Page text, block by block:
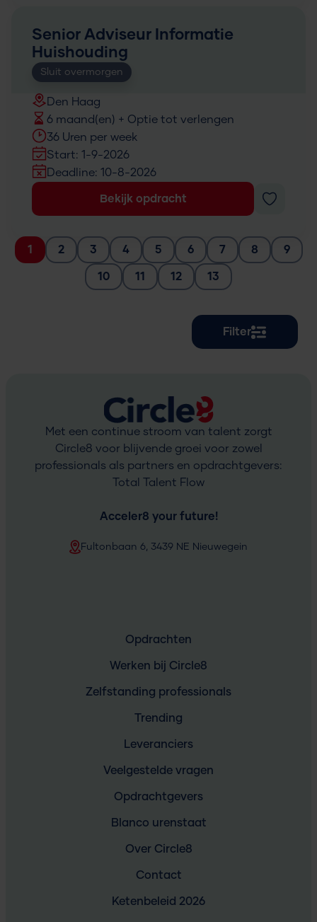
Filter
Sluit overmorgen
Senior Adviseur Informatie
Huishouding
Den Haag
6 maand(en) + Optie tot verlengen
36 Uren per week
Start: 1-9-2026
Deadline: 10-8-2026
Bekijk opdracht
1 2 3 4 5 6 7 8 9
10 11 12 13
Met een continue stroom van talent zorgt
Circle8 voor blijvende groei voor zowel
professionals als partners en opdrachtgevers:
Total Talent Flow
Acceler8 your future!
Fultonbaan 6, 3439 NE Nieuwegein
Opdrachten
Werken bij Circle8
Zelfstanding professionals
Trending
Leveranciers
Veelgestelde vragen
Opdrachtgevers
Blanco urenstaat
Over Circle8
Contact
Ketenbeleid 2026